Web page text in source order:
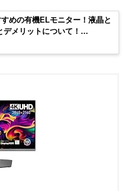
すめの有機ELモニター！液晶と
メリットについて！